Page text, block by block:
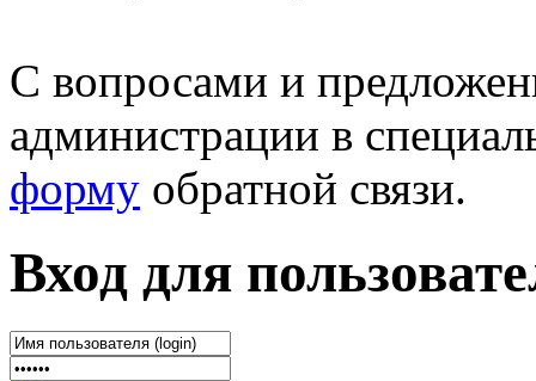
С вопросами и
администрации в
форму обратной связи.
Вход для